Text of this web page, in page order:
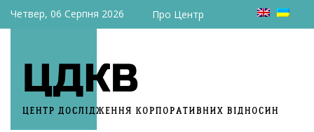
Четвер, 06 Серпня 2026 Про Центр